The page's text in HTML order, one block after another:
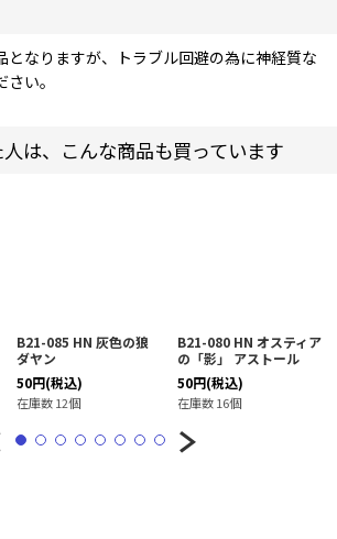
となりますが、トラブル回避の為に神経質な
い。
は、こんな商品も買っています
B21-085 HN 灰色の狼
ダヤン
50円(税込)
在庫数 12個
B21-080 HN オスティア
の「影」 アストール
50円(税込)
在庫数 16個